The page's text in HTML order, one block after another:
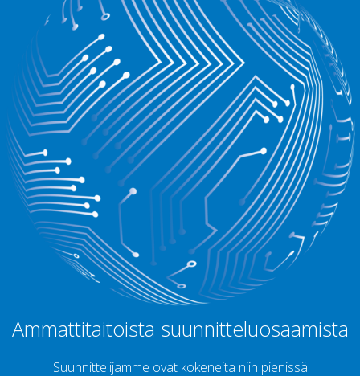
Ammattitaitoista suunnitteluosaamista
Suunnittelijamme ovat kokeneita niin pienissä